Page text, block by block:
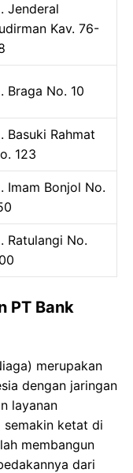
Jenderal
Kav. 76-
Braga No. 10
Basuki Rahmat
123
Imam Bonjol No.
Ratulangi No.
PT Bank
merupakan
dengan jaringan
layanan
semakin ketat di
membangun
dari